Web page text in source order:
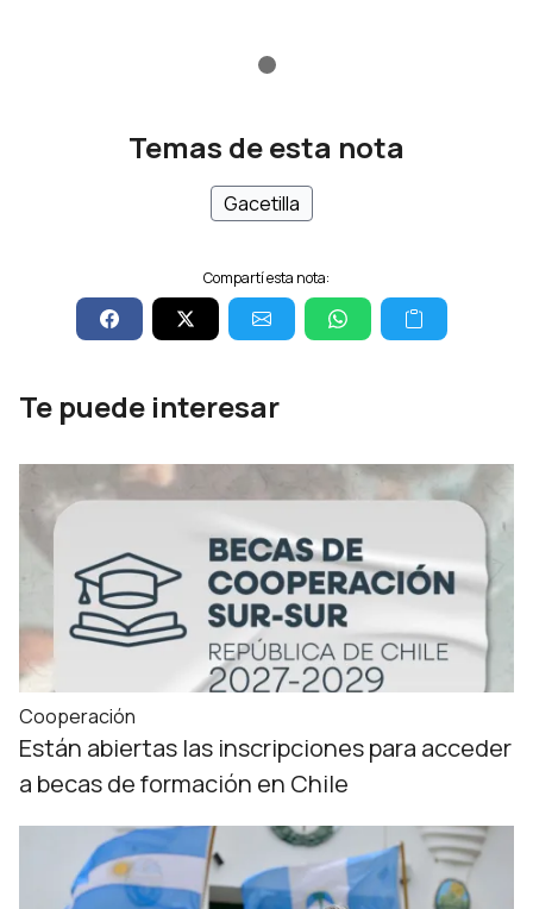
Temas de esta nota
Gacetilla
Compartí esta nota:
Te puede interesar
Cooperación
Están abiertas las inscripciones para acceder
a becas de formación en Chile